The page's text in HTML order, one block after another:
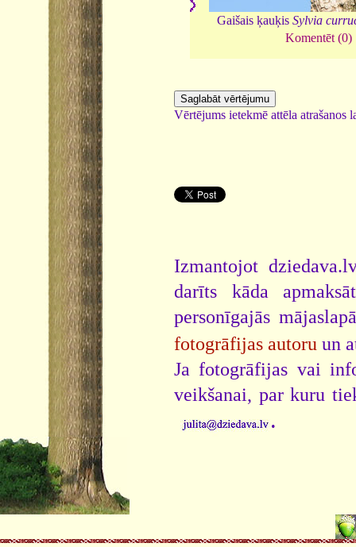
Gaišais ķauķisSylvia
Komentēt (0)
Vērtējums ietekmē attēla atrašanos
Izmantojot
darīts kāda
personīgajās
fotogrāfijas autoru un
Ja fotogrāfijas vai
veikšanai, par kuru
.